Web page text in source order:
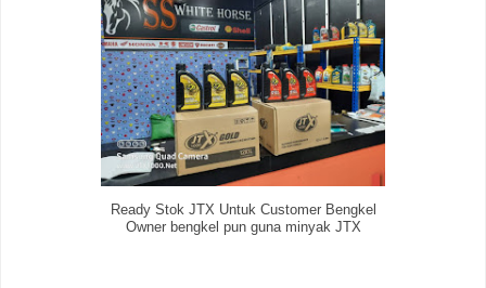
Ready Stok JTX Untuk Customer Bengkel
Owner bengkel pun guna minyak JTX